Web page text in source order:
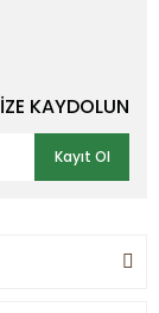
KAYDOLUN
Kayıt Ol